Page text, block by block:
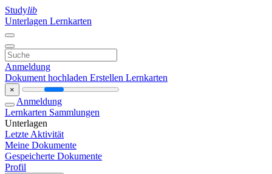
Studylib
Unterlagen Lernkarten
Anmeldung
Dokument hochladen Erstellen Lernkarten
×
Anmeldung
Lernkarten Sammlungen
Unterlagen
Letzte Aktivität
Meine Dokumente
Gespeicherte Dokumente
Profil